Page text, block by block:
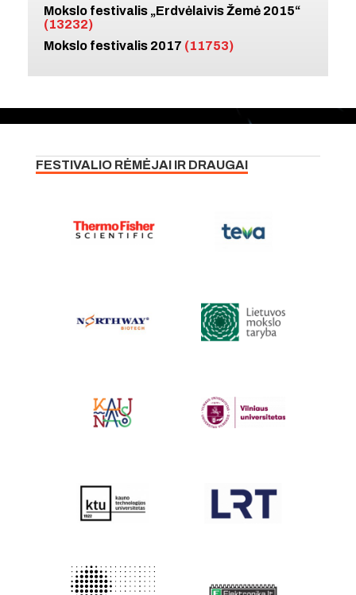
Mokslo festivalis „Erdvėlaivis Žemė 2015“
(13232)
Mokslo festivalis 2017 (11753)
FESTIVALIO RĖMĖJAI IR DRAUGAI